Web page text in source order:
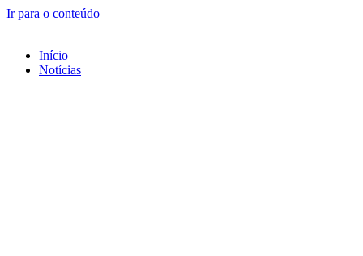
Ir para o conteúdo
Início
Notícias